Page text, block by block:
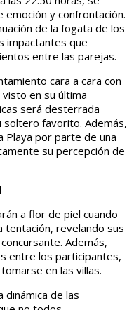
y confrontación.
de la fogata de los
impactantes que
entre las parejas.
cara a cara con
en su última
será desterrada
soltero favorito. Además,
Playa por parte de una
su percepción de
a flor de piel cuando
tentación, revelando sus
Además,
entre los participantes,
en las villas.
dinámica de las